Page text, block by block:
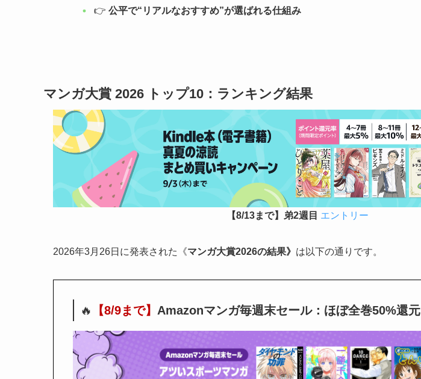
👉 公平で“リアルなおすすめ”が選ばれる仕組み
マンガ大賞 2026 トップ10：ランキング結果
【8/13まで】弟2週目 エントリー
2026年3月26日に発表された《マンガ大賞2026の結果》 は以下の通りです。
🔥 【8/9まで】 Amazonマンガ毎週末セール：ほぼ全巻50%還元